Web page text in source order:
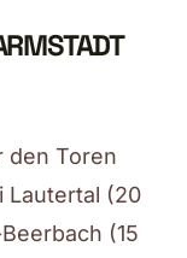
den Toren
Lautertal (20
(15